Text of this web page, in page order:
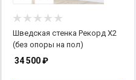
Шведская стенка Рекорд X2
(без опоры на пол)
34 500₽